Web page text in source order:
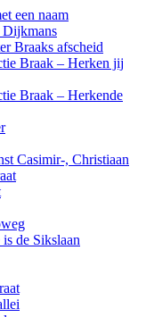
een naam
Dijkmans
Braaks afscheid
Braak – Herken jij
Braak – Herkende
Casimir-, Christiaan
de Sikslaan